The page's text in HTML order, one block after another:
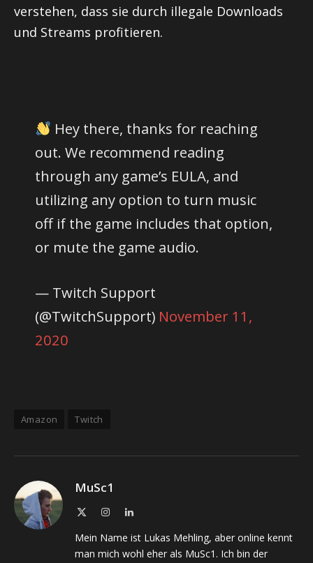
verstehen, dass sie durch illegale Downloads
und Streams profitieren.
Hey there, thanks for reaching
out. We recommend reading
through any game’s EULA, and
utilizing any option to turn music
off if the game includes that option,
or mute the game audio.
— Twitch Support
(@TwitchSupport) November 11,
2020
Amazon Twitch
MuSc1
InstagramLinkedIn
Mein Name ist Lukas Mehling, aber online kennt
man mich wohl eher als MuSc1. Ich bin der